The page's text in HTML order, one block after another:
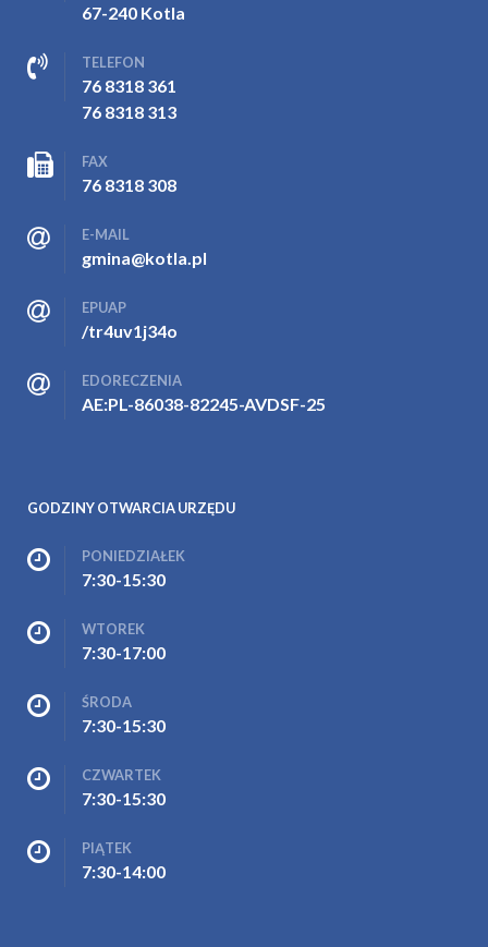
67-240 Kotla
TELEFON
76 8318 361
76 8318 313
FAX
76 8318 308
E-MAIL
gmina@kotla.pl
EPUAP
/tr4uv1j34o
EDORECZENIA
AE:PL-86038-82245-AVDSF-25
GODZINY OTWARCIA URZĘDU
PONIEDZIAŁEK
7:30-15:30
WTOREK
7:30-17:00
ŚRODA
7:30-15:30
CZWARTEK
7:30-15:30
PIĄTEK
7:30-14:00